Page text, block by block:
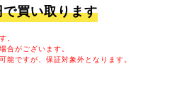
買い取ります
。
合がございます。
能ですが、保証対象外となります。